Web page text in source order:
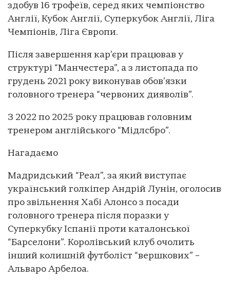
здобув 16 трофеїв, серед яких чемпіонство
Англії, Кубок Англії, Суперкубок Англії, Ліга
Чемпіонів, Ліга Європи.
Після завершення кар’єри працював у
структурі “Манчестера”, а з листопада по
грудень 2021 року виконував обов’язки
головного тренера “червоних дияволів”.
З 2022 по 2025 року працював головним
тренером англійського “Мідлсбро”.
Нагадаємо
Мадридський “Реал”, за який виступає
український голкіпер Андрій Лунін, оголосив
про звільнення Хабі Алонсо з посади
головного тренера після поразки у
Суперкубку Іспанії проти каталонської
“Барселони”. Королівський клуб очолить
інший колишній футболіст “вершкових” –
Альваро Арбелоа.